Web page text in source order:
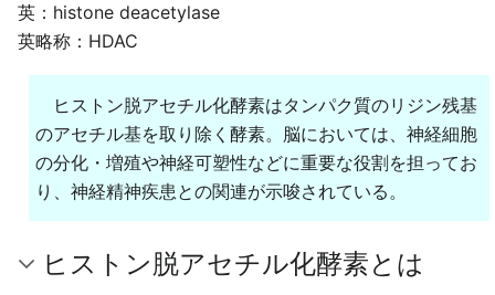
英：histone deacetylase
英略称：HDAC
ヒストン脱アセチル化酵素はタンパク質のリジン残基
のアセチル基を取り除く酵素。脳においては、神経細胞
の分化・増殖や神経可塑性などに重要な役割を担ってお
り、神経精神疾患との関連が示唆されている。
ヒストン脱アセチル化酵素とは